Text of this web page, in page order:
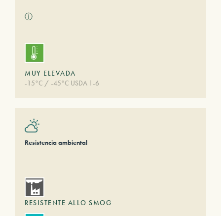
ⓘ
MUY ELEVADA
-15°C / -45°C USDA 1-6
Resistencia ambiental
RESISTENTE ALLO SMOG